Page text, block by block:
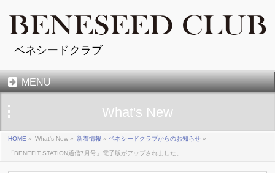
ベネシードクラブ
MENU
What's New
HOME » What's New » 新着情報 »ベネシードクラブからのお知らせ »
「BENEFIT STATION通信7月号」電子版がアップされました。